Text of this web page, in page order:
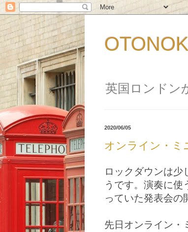
英国ロンドン
2020/06/05
オンライン・ミ
ロックダウンは少
うです。演奏に使
っていた発表会の
先日オンライン・